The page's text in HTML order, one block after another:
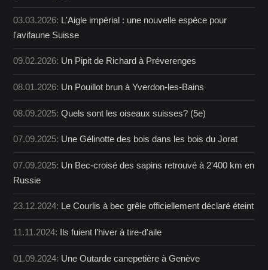
03.03.2026: L'Aigle impérial : une nouvelle espèce pour
l'avifaune Suisse
09.02.2026: Un Pipit de Richard à Préverenges
08.01.2026: Un Pouillot brun à Yverdon-les-Bains
08.09.2025:Quels sont les oiseaux suisses? (5e)
07.09.2025: Une Gélinotte des bois dans les bois du Jorat
07.09.2025: Un Bec-croisé des sapins retrouvé à 2'400 km en
Russie
23.12.2024: Le Courlis à bec grêle officiellement déclaré éteint
11.11.2024: Ils fuient l’hiver à tire-d'aile
01.09.2024: Une Outarde canepetière à Genève